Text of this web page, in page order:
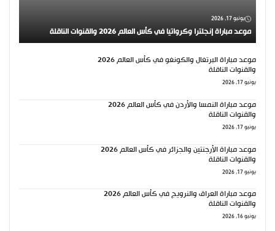
يونيو 17, 2026
موعد مباراة إنجلترا وكرواتيا في كأس العالم 2026 والقنوات الناقلة
موعد مباراة البرتغال والكونغو في كأس العالم 2026
والقنوات الناقلة
يونيو 17, 2026
موعد مباراة النمسا والأردن في كأس العالم 2026
والقنوات الناقلة
يونيو 17, 2026
موعد مباراة الأرجنتين والجزائر في كأس العالم 2026
والقنوات الناقلة
يونيو 17, 2026
موعد مباراة العراق والنرويج في كأس العالم 2026
والقنوات الناقلة
يونيو 16, 2026